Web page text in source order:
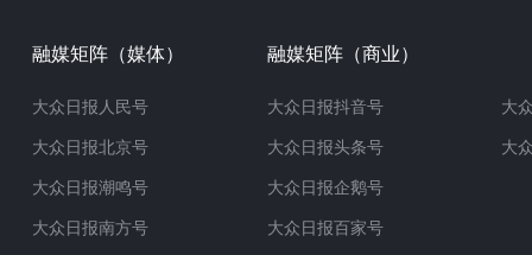
融媒矩阵（媒体）
大众日报人民号
大众日报北京号
大众日报潮鸣号
大众日报南方号
融媒矩阵（商业）
大众日报抖音号
大众日报头条号
大众日报企鹅号
大众日报百家号
大
大